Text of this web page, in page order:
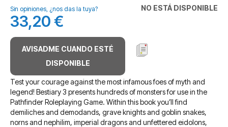
de
la
galería
de
imágenes
NO ESTÁ DISPONIBLE
Sin opiniones, ¿nos das la tuya?
33,20 €
AVISADME CUANDO ESTÉ
DISPONIBLE
Test your courage against the most infamous foes of myth and
legend! Bestiary 3 presents hundreds of monsters for use in the
Pathfinder Roleplaying Game. Within this book you’ll find
demiliches and demodands, grave knights and goblin snakes,
norns and nephilim, imperial dragons and unfettered eidolons,